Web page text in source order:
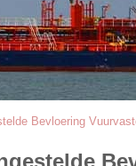
Bevloering